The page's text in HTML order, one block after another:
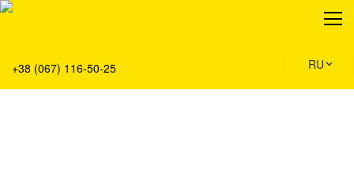
+38 (067) 116-50-25 RU
О нас
Сервис
Решения